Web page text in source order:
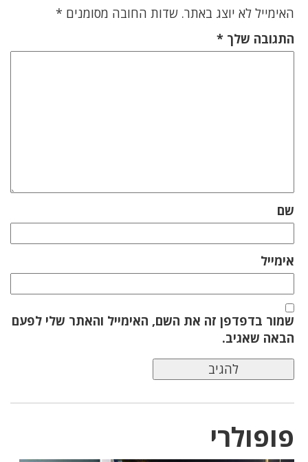
האימייל לא יוצג באתר. שדות החובה מסומנים *
התגובה שלך *
שם
אימייל
שמור בדפדפן זה את השם, האימייל והאתר שלי לפעם
הבאה שאגיב.
פופולרי